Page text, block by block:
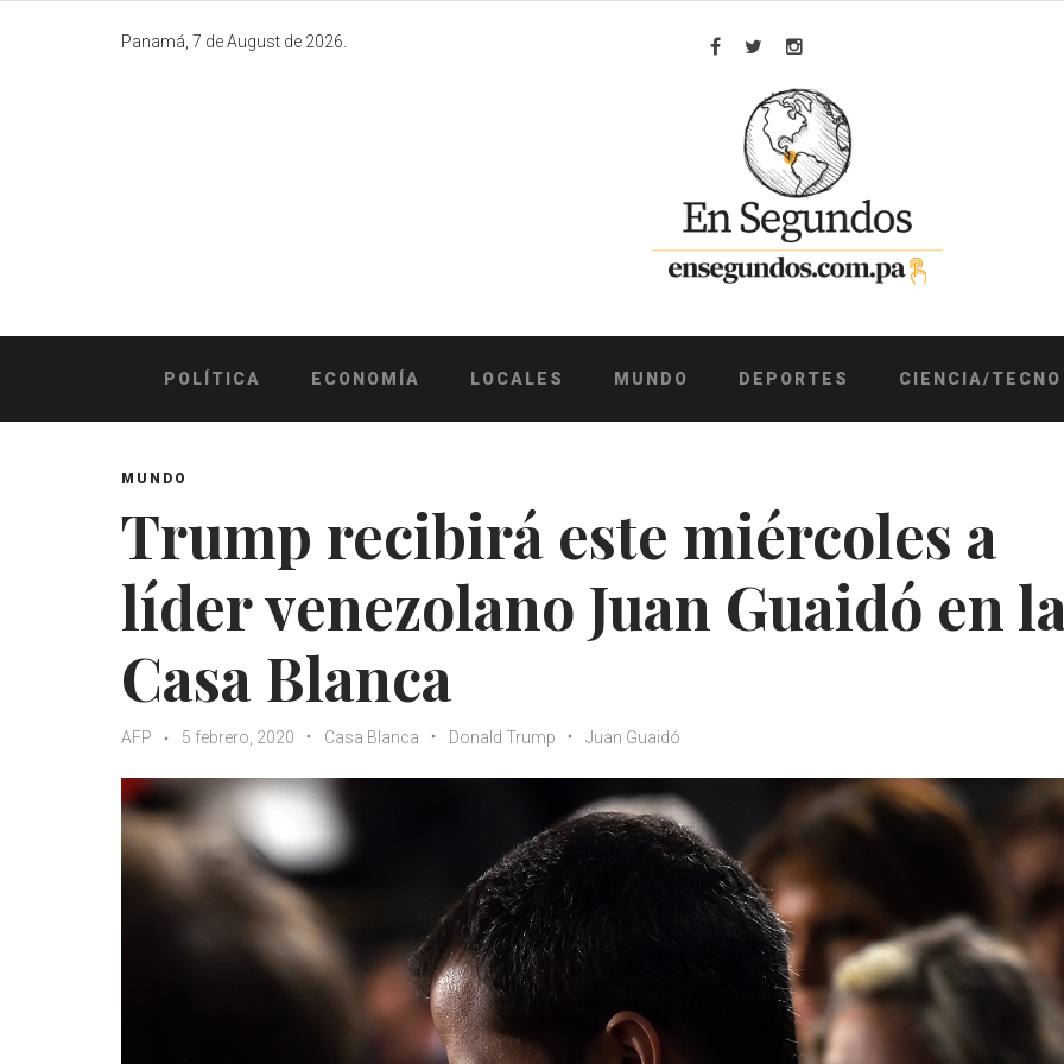
Panamá, 7 de August de 2026.
Facebook
TwitterInstagram
POLÍTICA ECONOMÍA LOCALES MUNDO DEPORTES CIENCIA/TECNO
MUNDO
Trump recibirá este miércoles a
líder venezolano Juan Guaidó en
Casa Blanca
AFP 5 febrero, 2020 Casa Blanca Donald Trump Juan Guaidó